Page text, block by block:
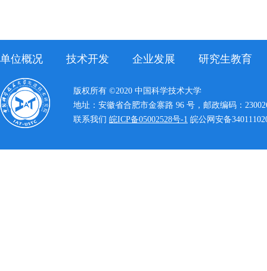
单位概况 技术开发 企业发展 研究生教育
版权所有 ©2020 中国科学技术大学
地址：安徽省合肥市金寨路 96 号，邮政编码：
联系我们 皖ICP备05002528号-1 皖公网安备